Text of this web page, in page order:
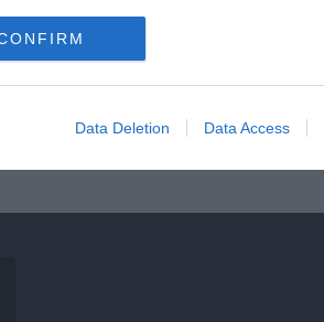
Data Deletion Data Access